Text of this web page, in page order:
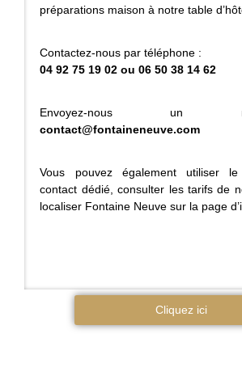
préparations maison à notre table
Contactez-nous par téléphone :
04 92 75 19 02 ou 06 50 38 14 62
Envoyez-nous
contact@fontaineneuve.com
Vous pouvez également utiliser
contact dédié, consulter les tarifs de
localiser Fontaine Neuve sur la page
Cliquez ici